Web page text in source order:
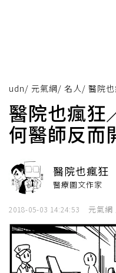
udn/ 元氣網/ 名人/ 醫院
醫院也瘋狂
何醫師反而
醫院也瘋狂
醫療圖文作家
2018-05-03 14:24:53 元氣網